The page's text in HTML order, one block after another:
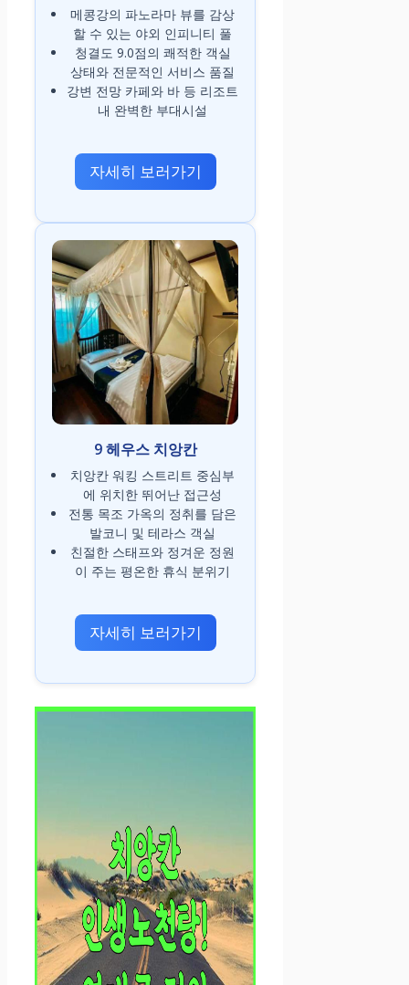
메콩강의 파노라마 뷰를 감상
할 수 있는 야외 인피니티 풀
청결도 9.0점의 쾌적한 객실
상태와 전문적인 서비스 품질
강변 전망 카페와 바 등 리조트
내 완벽한 부대시설
자세히 보러가기
9 헤우스 치앙칸
치앙칸 워킹 스트리트 중심부
에 위치한 뛰어난 접근성
전통 목조 가옥의 정취를 담은
발코니 및 테라스 객실
친절한 스태프와 정겨운 정원
이 주는 평온한 휴식 분위기
자세히 보러가기